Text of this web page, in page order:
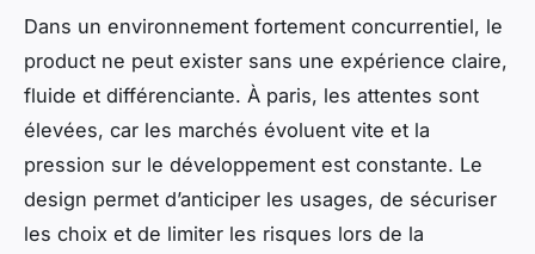
Dans un environnement fortement concurrentiel, le
product ne peut exister sans une expérience claire,
fluide et différenciante. À paris, les attentes sont
élevées, car les marchés évoluent vite et la
pression sur le développement est constante. Le
design permet d’anticiper les usages, de sécuriser
les choix et de limiter les risques lors de la